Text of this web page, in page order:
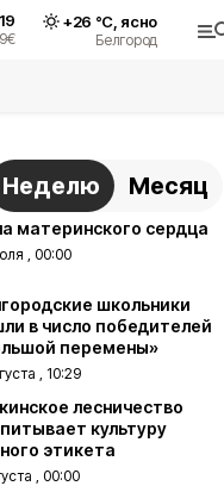
€
+26 °С, ясно
Белгород
Неделю Месяц
материнского сердца
, 00:00
школьники
в число победителей
перемены»
, 10:29
лесничество
культуру
этикета
, 00:00